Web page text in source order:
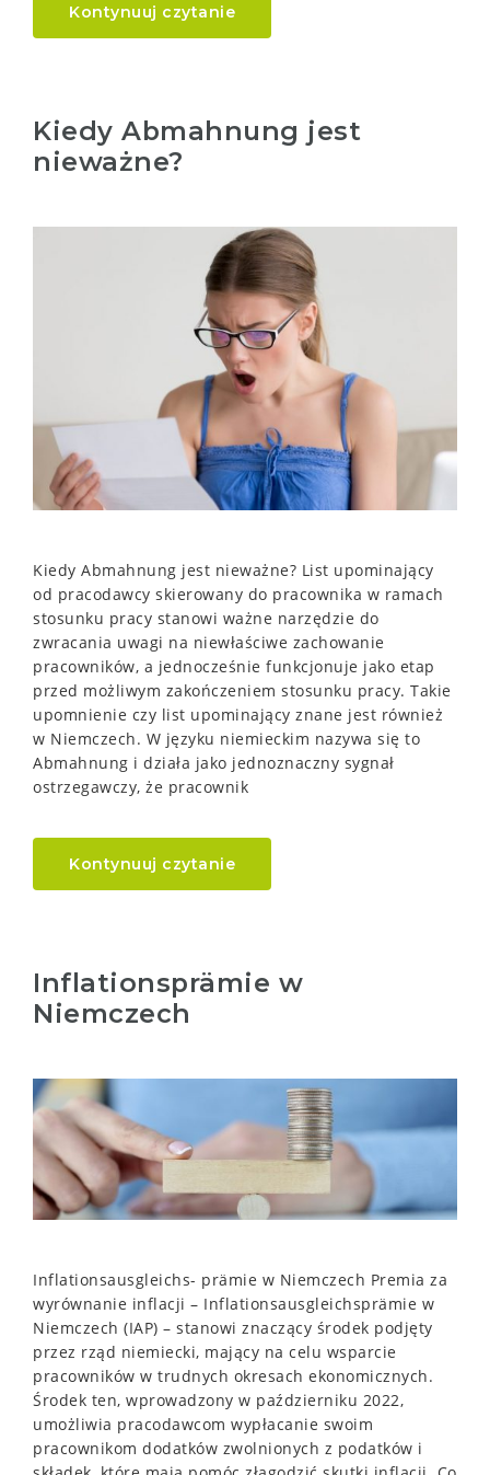
Kontynuuj czytanie
Kiedy Abmahnung jest
nieważne?
Kiedy Abmahnung jest nieważne? List upominający
od pracodawcy skierowany do pracownika w ramach
stosunku pracy stanowi ważne narzędzie do
zwracania uwagi na niewłaściwe zachowanie
pracowników, a jednocześnie funkcjonuje jako etap
przed możliwym zakończeniem stosunku pracy. Takie
upomnienie czy list upominający znane jest również
w Niemczech. W języku niemieckim nazywa się to
Abmahnung i działa jako jednoznaczny sygnał
ostrzegawczy, że pracownik
Kontynuuj czytanie
Inflationsprämie w
Niemczech
Inflationsausgleichs- prämie w Niemczech Premia za
wyrównanie inflacji – Inflationsausgleichsprämie w
Niemczech (IAP) – stanowi znaczący środek podjęty
przez rząd niemiecki, mający na celu wsparcie
pracowników w trudnych okresach ekonomicznych.
Środek ten, wprowadzony w październiku 2022,
umożliwia pracodawcom wypłacanie swoim
pracownikom dodatków zwolnionych z podatków i